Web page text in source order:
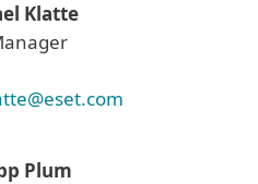
Klatte
Plum